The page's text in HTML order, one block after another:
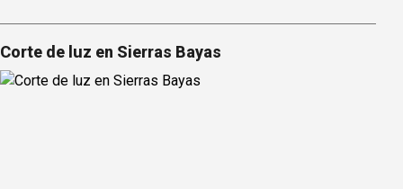
Corte de luz en Sierras Bayas